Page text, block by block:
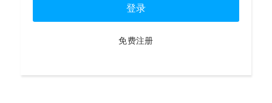
登录
免费注册